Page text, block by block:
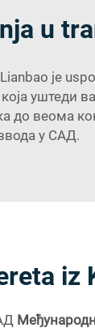
u
je
уштеди
веома
у САД.
iz